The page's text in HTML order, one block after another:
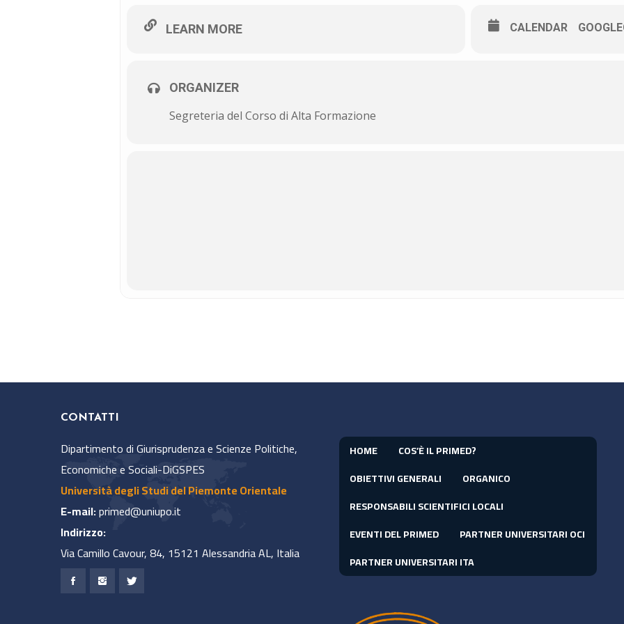
LEARN MORE CALENDAR
ORGANIZER
Segreteria del Corso di Alta Formazione
CONTATTI
Dipartimento di Giurisprudenza e Scienze Politiche,
Economiche e Sociali-DiGSPES
Università degli Studi del Piemonte Orientale
E-mail:primed@uniupo.it
Indirizzo:
Via Camillo Cavour, 84, 15121 Alessandria AL, Italia
HOME
COS’È IL PRIMED?
OBIETTIVI GENERALI
ORGANICO
RESPONSABILI SCIENTIFICI LOCALI
EVENTI DEL PRIMED
PARTNER UNIVERSITARI OCI
PARTNER UNIVERSITARI ITA